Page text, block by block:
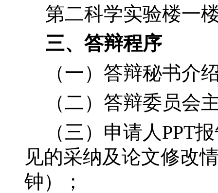
第二科学实验楼一
三、答辩程序
（一）答辩秘书介
（二）答辩委员会
（三）申请人PPT
见的采纳及论文修改
钟）；